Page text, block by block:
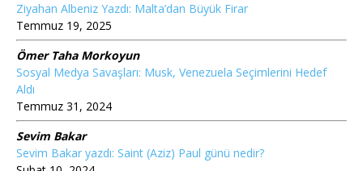
Ziyahan Albeniz Yazdı: Malta’dan Büyük Firar
Temmuz 19, 2025
Ömer Taha Morkoyun
Sosyal Medya Savaşları: Musk, Venezuela Seçimlerini Hedef
Aldı
Temmuz 31, 2024
Sevim Bakar
Sevim Bakar yazdı: Saint (Aziz) Paul günü nedir?